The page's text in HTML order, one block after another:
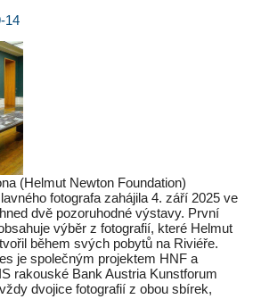
14
(Helmut Newton Foundation)
fotografa zahájila 4. září 2025 ve
dvě pozoruhodné výstavy. První
výběr z fotografií, které Helmut
během svých pobytů na Riviéře.
je společným projektem HNF a
rakouské Bank Austria Kunstforum
dvojice fotografií z obou sbírek,